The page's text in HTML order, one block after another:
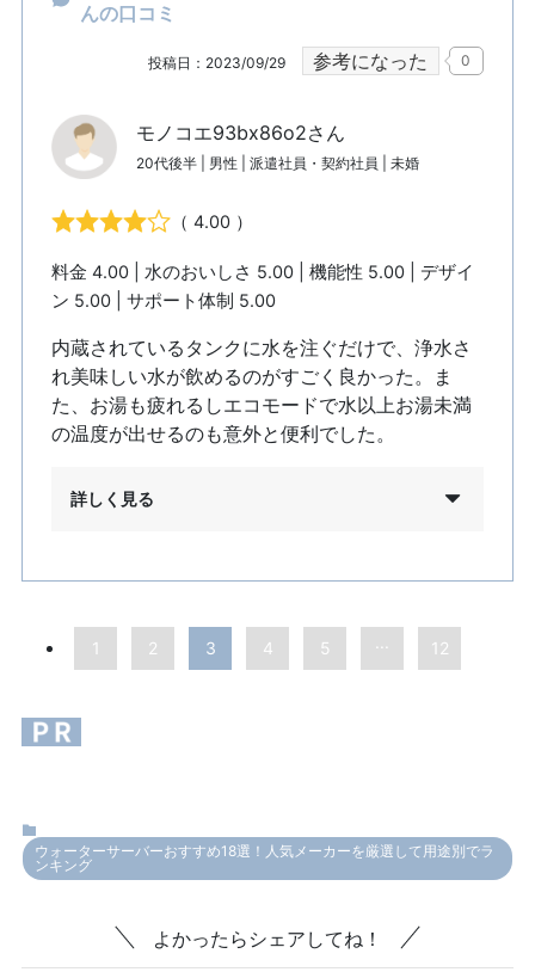
んの口コミ
投稿日：2023/09/29 参考になった 0
モノコエ93bx86o2さん
20代後半 | 男性 | 派遣社員・契約社員 | 未婚
（ 4.00 ）
料金 4.00 | 水のおいしさ 5.00 | 機能性 5.00 | デザイ
ン 5.00 | サポート体制 5.00
内蔵されているタンクに水を注ぐだけで、浄水さ
れ美味しい水が飲めるのがすごく良かった。ま
た、お湯も疲れるしエコモードで水以上お湯未満
の温度が出せるのも意外と便利でした。
詳しく見る
1 2 3 4 5 12
ウォーターサーバーおすすめ18選！人気メーカーを厳選して用途別でラ
ンキング
よかったらシェアしてね！